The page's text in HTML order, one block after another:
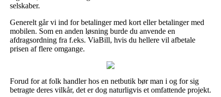
selskaber.
Generelt går vi ind for betalinger med kort eller betalinger med
mobilen. Som en anden løsning burde du anvende en
afdragsordning fra f.eks. ViaBill, hvis du hellere vil afbetale
prisen af flere omgange.
Forud for at folk handler hos en netbutik bør man i og for sig
betragte deres vilkår, det er dog naturligvis et omfattende projekt.